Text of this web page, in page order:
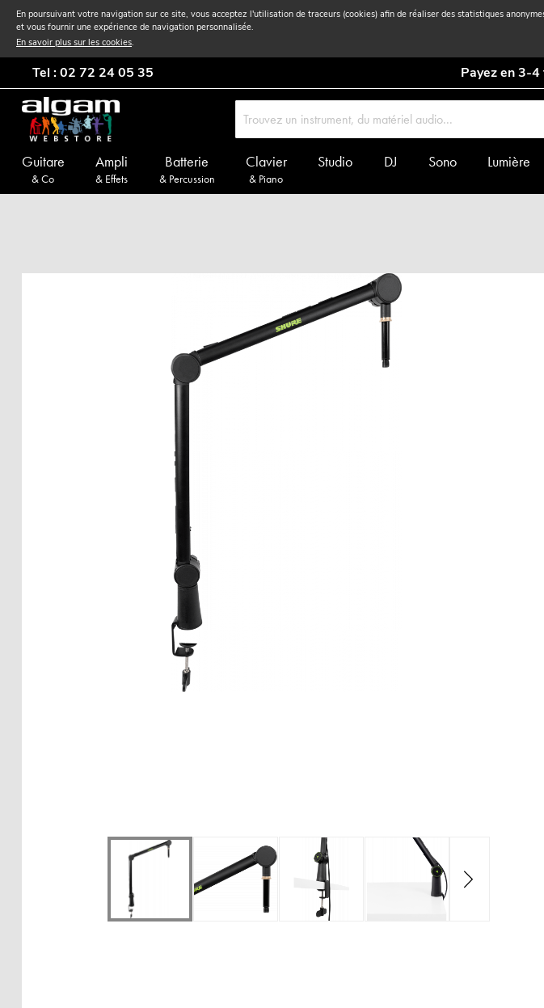
En poursuivant votre navigation sur ce site, vous acceptez l'utilisation de traceurs (cookies) afin de réaliser des statistiques
et vous fournir une expérience de navigation personnalisée.
En savoir plus sur les cookies.
Tel : 02 72 24 05 35 Payez en 3-
Guitare
& Co
Ampli
& Effets
Batterie
& Percussion
Clavier
& Piano
Studio DJ Sono Lumière